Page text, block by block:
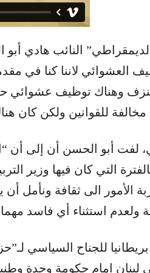
النائب هادي
العشوائي لاننا كنا في
وهناك توظيف
مخالفة للقوانين ولكن كان
لفت أبو الحسن أن إلى أن
التي كان فيها وزير
الأمور الى ثقافة ونأمل
استثناء أي فاسد مهما
للجناح السياسي
لبنان امام حكومة وحدة